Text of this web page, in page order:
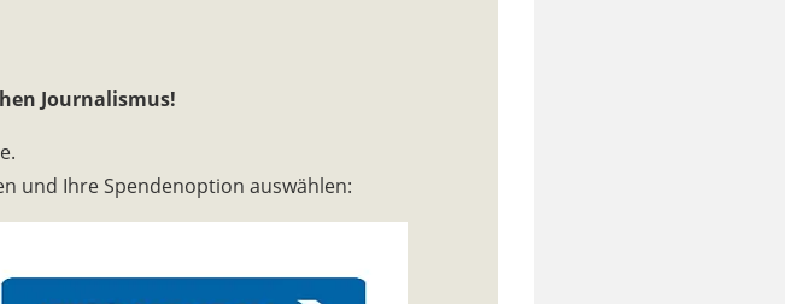
Journalismus!
und Ihre Spendenoption auswählen: